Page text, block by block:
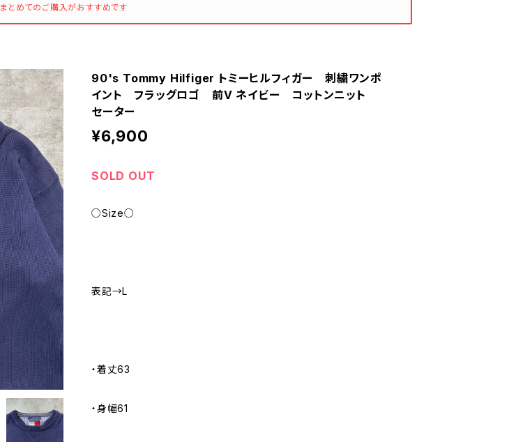
まとめてのご購入がおすすめです
90's Tommy Hilfiger トミーヒルフィガー 刺繍ワンポ
イント フラッグロゴ 前V ネイビー コットンニット
セーター
¥6,900
SOLD OUT
○Size○
表記→L
・着丈63
・身幅61